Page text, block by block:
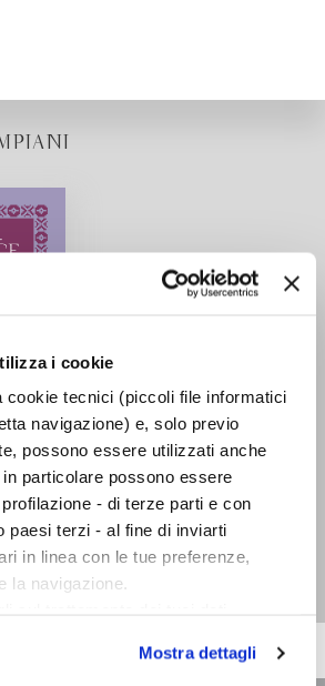
i cookie
cookie tecnici (piccoli file informatici
navigazione) e, solo previo
possono essere utilizzati anche
particolare possono essere
- di terze parti e con
paesi terzi - al fine di inviarti
in linea con le tue preferenze,
la navigazione.
ti invitiamo a prendere visione
Mostra dettagli